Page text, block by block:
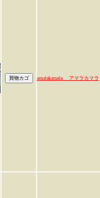
amalakamala アマラカマラ